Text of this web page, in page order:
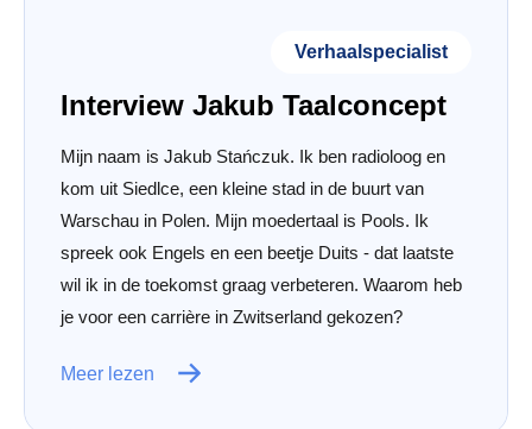
Verhaalspecialist
Interview Jakub Taalconcept
Mijn naam is Jakub Stańczuk. Ik ben radioloog en
kom uit Siedlce, een kleine stad in de buurt van
Warschau in Polen. Mijn moedertaal is Pools. Ik
spreek ook Engels en een beetje Duits - dat laatste
wil ik in de toekomst graag verbeteren. Waarom heb
je voor een carrière in Zwitserland gekozen?
Meer lezen